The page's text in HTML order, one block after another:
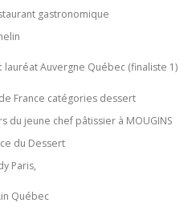
gastronomique
lauréat Auvergne Québec (finaliste 1)
France catégories dessert
du jeune chef pâtissier à MOUGINS
du Dessert
Paris,
Québec